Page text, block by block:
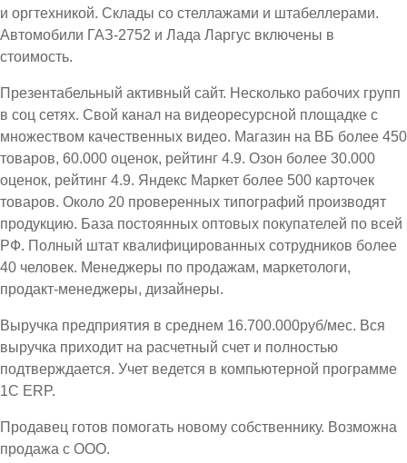
и оргтехникой. Склады со стеллажами и штабеллерами.
Автомобили ГАЗ-2752 и Лада Ларгус включены в
стоимость.
Презентабельный активный сайт. Несколько рабочих групп
в соц сетях. Свой канал на видеоресурсной площадке с
множеством качественных видео. Магазин на ВБ более 450
товаров, 60.000 оценок, рейтинг 4.9. Озон более 30.000
оценок, рейтинг 4.9. Яндекс Маркет более 500 карточек
товаров. Около 20 проверенных типографий производят
продукцию. База постоянных оптовых покупателей по всей
РФ. Полный штат квалифицированных сотрудников более
40 человек. Менеджеры по продажам, маркетологи,
продакт-менеджеры, дизайнеры.
Выручка предприятия в среднем 16.700.000руб/мес. Вся
выручка приходит на расчетный счет и полностью
подтверждается. Учет ведется в компьютерной программе
1С ЕRP.
Продавец готов помогать новому собственнику. Возможна
продажа с ООО.